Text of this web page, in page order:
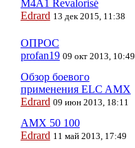
M4A1 Revalorisé
Edrard 13 дек 2015, 11:38
ОПРОС
profan19 09 окт 2013, 10:49
Обзор боевого
применения ELC AMX
Edrard 09 июн 2013, 18:11
AMX 50 100
Edrard 11 май 2013, 17:49